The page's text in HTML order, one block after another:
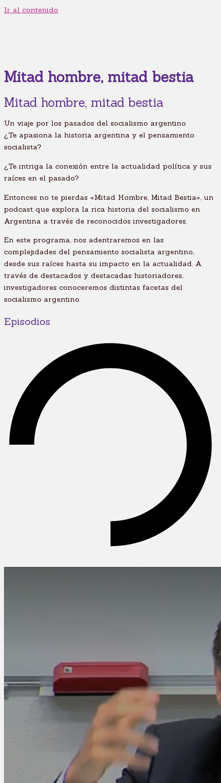
Ir al contenido
Mitad hombre, mitad bestia
Mitad hombre, mitad bestia
Un viaje por los pasados del socialismo argentino
¿Te apasiona la historia argentina y el pensamiento
socialista?
¿Te intriga la conexión entre la actualidad política y sus
raíces en el pasado?
Entonces no te pierdas «Mitad Hombre, Mitad Bestia», un
podcast que explora la rica historia del socialismo en
Argentina a través de reconocidos investigadores.
En este programa, nos adentraremos en las
complejidades del pensamiento socialista argentino,
desde sus raíces hasta su impacto en la actualidad. A
través de destacados y destacadas historiadores,
investigadores conoceremos distintas facetas del
socialismo argentino.
Episodios